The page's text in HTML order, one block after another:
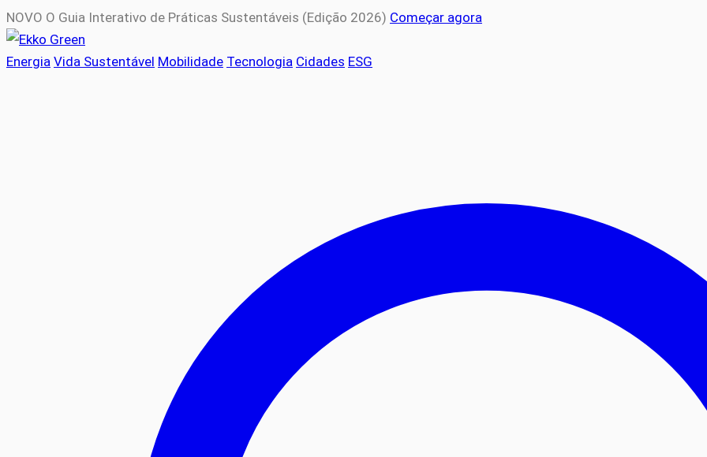
NOVO O Guia Interativo de Práticas Sustentáveis (Edição 2026) Começar agora
Energia Vida Sustentável Mobilidade Tecnologia Cidades ESG